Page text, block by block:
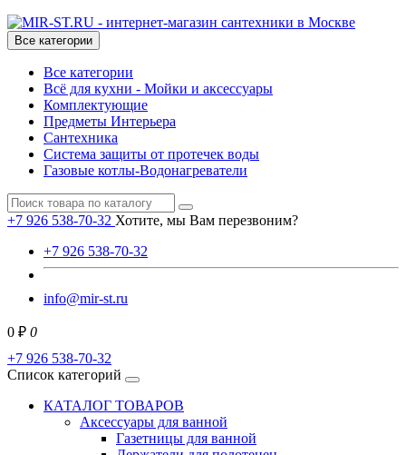
Все категории
Все категории
Всё для кухни - Мойки и аксессуары
Комплектующие
Предметы Интерьера
Сантехника
Система защиты от протечек воды
Газовые котлы-Водонагреватели
+7 926 538-70-32 Хотите, мы Вам перезвоним?
+7 926 538-70-32
info@mir-st.ru
0 ₽ 0
+7 926 538-70-32
Список категорий
КАТАЛОГ ТОВАРОВ
Аксессуары для ванной
Газетницы для ванной